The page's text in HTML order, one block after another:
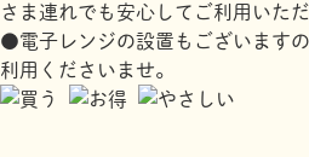
さま連れでも安心してご利用いただ
●電子レンジの設置もございます
利用くださいませ。